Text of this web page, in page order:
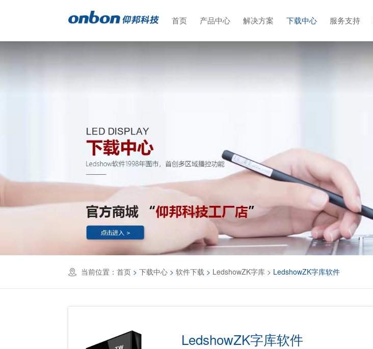
首页 产品中心 解决方案 下载中心 服务支持
当前位置：首页 >下载中心 >软件下载 > LedshowZK字库 > LedshowZK字库软件
LedshowZK字库软件